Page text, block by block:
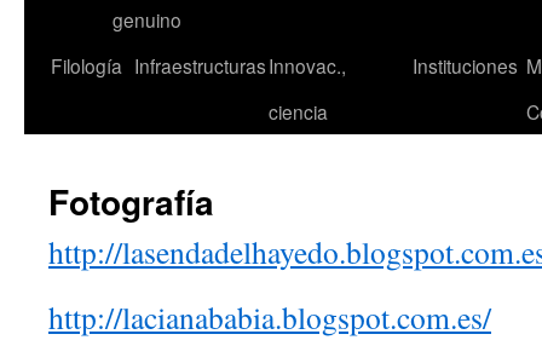
contenido
genuino
Filología InfraestructurasInnovac.,
ciencia
Instituciones
Fotografía
http://
http://lacianababia.blogspot.com.es/